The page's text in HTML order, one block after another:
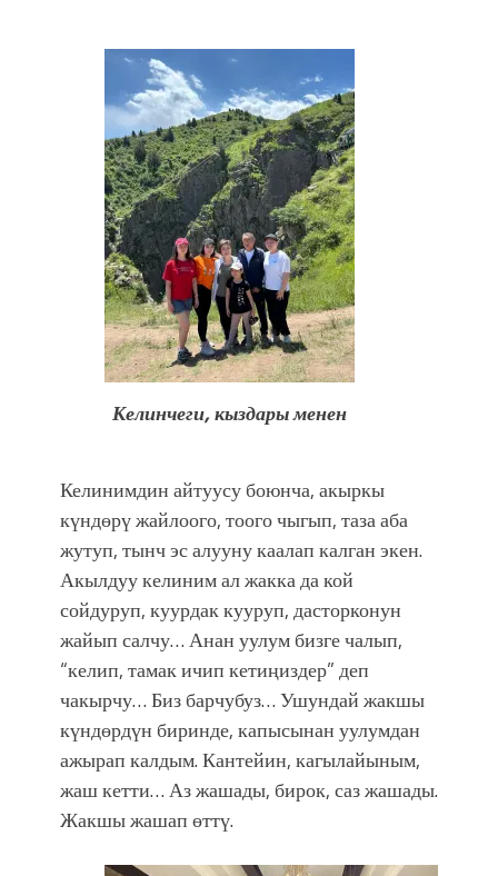
Келинчеги, кыздары менен
Келинимдин айтуусу боюнча, акыркы
күндөрү жайлоого, тоого чыгып, таза аба
жутуп, тынч эс алууну каалап калган экен.
Акылдуу келиним ал жакка да кой
сойдуруп, куурдак кууруп, дасторконун
жайып салчу… Анан уулум бизге чалып,
“келип, тамак ичип кетиңиздер” деп
чакырчу… Биз барчубуз… Ушундай жакшы
күндөрдүн биринде, капысынан уулумдан
ажырап калдым. Кантейин, кагылайыным,
жаш кетти… Аз жашады, бирок, саз жашады.
Жакшы жашап өттү.